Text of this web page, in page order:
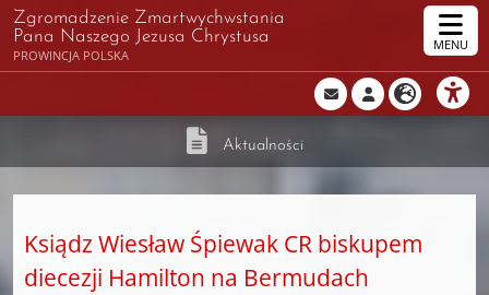
Zgromadzenie Zmartwychwstania
Pana Naszego Jezusa Chrystusa
PROWINCJA POLSKA
MENU
Aktualności
Ksiądz Wiesław Śpiewak CR biskupem
diecezji Hamilton na Bermudach